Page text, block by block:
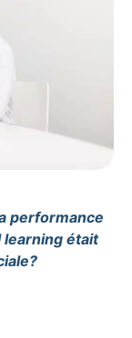
performance
learning était